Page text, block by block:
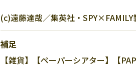
(c)遠藤達哉／集英社・SPY×FAMILY
補足
【雑貨】【ペーパーシアター】【